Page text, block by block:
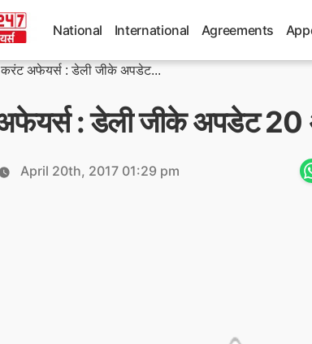
National International Agreements
करंट अफेयर्स : डेली जीके अपडेट...
: डेली जीके अपडेट
April 20th, 2017 01:29 pm